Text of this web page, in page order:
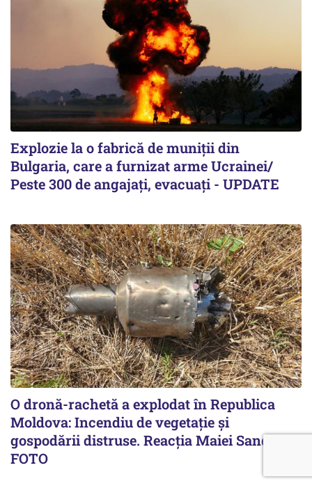
Explozie la o fabrică de muniții din
Bulgaria, care a furnizat arme Ucrainei/
Peste 300 de angajați, evacuați - UPDATE
O dronă-rachetă a explodat în Republica
Moldova: Incendiu de vegetație și
gospodării distruse. Reacția Maiei Sandu -
FOTO